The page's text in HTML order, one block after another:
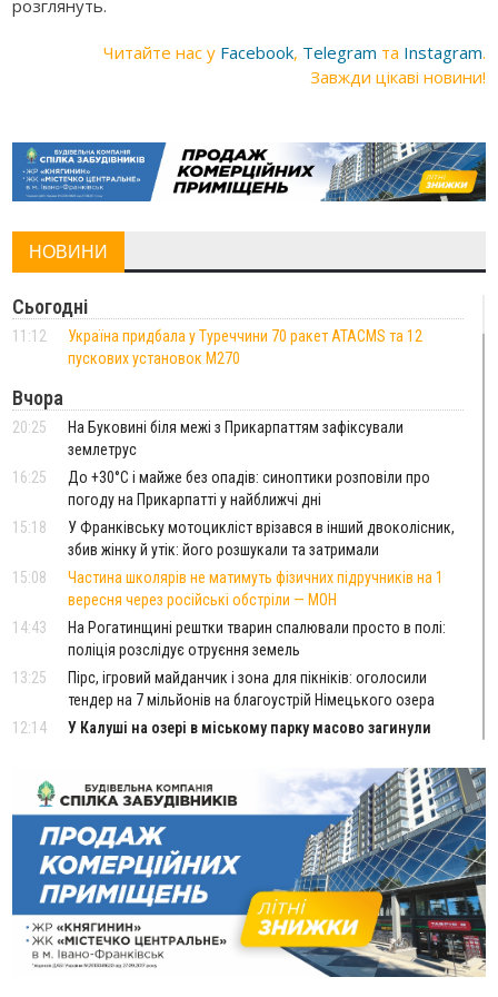
розглянуть.
Читайте нас у Facebook, Telegram та Instagram.
Завжди цікаві новини!
НОВИНИ
Сьогодні
11:12
Україна придбала у Туреччини 70 ракет ATACMS та 12
пускових установок M270
Вчора
20:25
На Буковині біля межі з Прикарпаттям зафіксували
землетрус
16:25
До +30°C і майже без опадів: синоптики розповіли про
погоду на Прикарпатті у найближчі дні
15:18
У Франківську мотоцикліст врізався в інший двоколісник,
збив жінку й утік: його розшукали та затримали
15:08
Частина школярів не матимуть фізичних підручників на 1
вересня через російські обстріли — МОН
14:43
На Рогатинщині рештки тварин спалювали просто в полі:
поліція розслідує отруєння земель
13:25
Пірс, ігровий майданчик і зона для пікніків: оголосили
тендер на 7 мільйонів на благоустрій Німецького озера
12:14
У Калуші на озері в міському парку масово загинули
11:18
Майстра лісу з Верховинщини оштрафували на 600 тисяч за
переправлення чоловіків до Румунії
10:49
На Прикарпатті через негоду сталися аварійні вимкнення
світла
10:43
За змову на тендері для Долинської лікарні двох
підприємців оштрафували на 272 тисячі гривень
10:09
Яремчанський суд виніс вирок чоловіку, який у Буковелі
вкрав із супермаркету пляшку віскі за 8,5 тисяч
В урочищі біля Галича археологи відкопали давньоруську